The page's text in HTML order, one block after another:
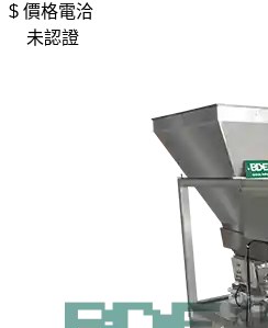
$ 價格電洽
未認證